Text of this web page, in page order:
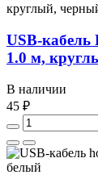
USB-кабель
1.0 м,
В наличии
45 ₽